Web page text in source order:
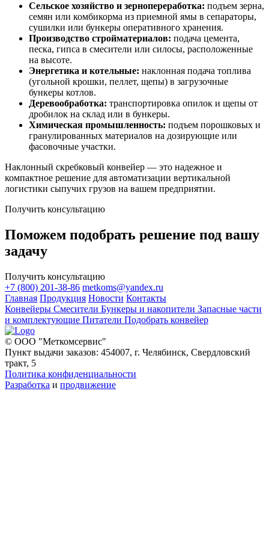
Сельское хозяйство и зернопереработка: подъем зерна,
семян или комбикорма из приемной ямы в сепараторы,
сушилки или бункеры оперативного хранения.
Производство стройматериалов: подача цемента,
песка, гипса в смесители или силосы, расположенные
на высоте.
Энергетика и котельные: наклонная подача топлива
(угольной крошки, пеллет, щепы) в загрузочные
бункеры котлов.
Деревообработка: транспортировка опилок и щепы от
дробилок на склад или в бункеры.
Химическая промышленность: подъем порошковых и
гранулированных материалов на дозирующие или
фасовочные участки.
Наклонный скребковый конвейер — это надежное и
компактное решение для автоматизации вертикальной
логистики сыпучих грузов на вашем предприятии.
Получить консультацию
Поможем подобрать решение под вашу
задачу
Получить консультацию
+7 (800) 201-38-86 metkoms@yandex.ru
Главная Продукция Новости Контакты
Конвейеры Смесители Бункеры и накопители Запасные части
и комплектующие Питатели Подобрать конвейер
© ООО "Меткомсервис"
Пункт выдачи заказов: 454007, г. Челябинск, Свердловский
тракт, 5
Политика конфиденциальности
Разработка и продвижение